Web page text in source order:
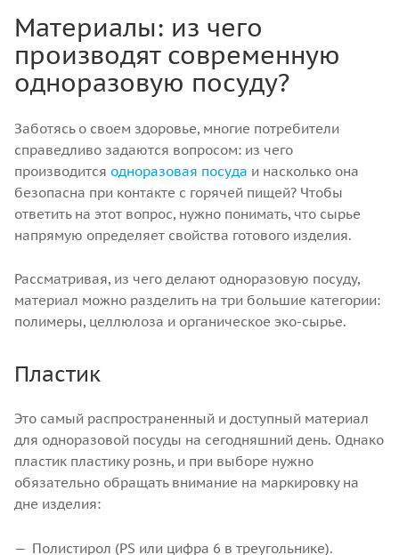
Материалы: из чего
производят современную
одноразовую посуду?
Заботясь о своем здоровье, многие потребители
справедливо задаются вопросом: из чего
производится одноразовая посуда и насколько она
безопасна при контакте с горячей пищей? Чтобы
ответить на этот вопрос, нужно понимать, что сырье
напрямую определяет свойства готового изделия.
Рассматривая, из чего делают одноразовую посуду,
материал можно разделить на три большие категории:
полимеры, целлюлоза и органическое эко-сырье.
Пластик
Это самый распространенный и доступный материал
для одноразовой посуды на сегодняшний день. Однако
пластик пластику рознь, и при выборе нужно
обязательно обращать внимание на маркировку на
дне изделия:
Полистирол (PS или цифра 6 в треугольнике).